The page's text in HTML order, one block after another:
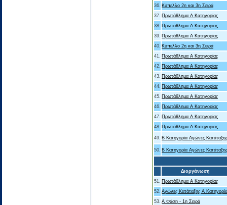
36. Κύπελλο 2η και 3η Σειρά
37. Πρωτάθλημα Α Κατηγορίας
38. Πρωτάθλημα Α Κατηγορίας
39. Πρωτάθλημα Α Κατηγορίας
40. Κύπελλο 2η και 3η Σειρά
41. Πρωτάθλημα Α Κατηγορίας
42. Πρωτάθλημα Α Κατηγορίας
43. Πρωτάθλημα Α Κατηγορίας
44. Πρωτάθλημα Α Κατηγορίας
45. Πρωτάθλημα Α Κατηγορίας
46. Πρωτάθλημα Α Κατηγορίας
47. Πρωτάθλημα Α Κατηγορίας
48. Πρωτάθλημα Α Κατηγορίας
49. Β Κατηγορία Αγώνες Κατάταξης
50. Β Κατηγορία Αγώνες Κατάταξης
Διοργάνωση
51. Πρωτάθλημα Α Κατηγορίας
52. Αγώνες Κατάταξης Α
53. Α Φάση - 1η Σειρά